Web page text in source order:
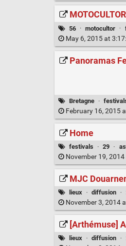
56 · motocultor ·
May 6, 2015 at
Panoramas
Bretagne ·
February 16, 2015
Home
festivals · 29 ·
November 19, 2014
MJC
lieux · diffusion ·
November 3, 2014
[Arthémuse]
lieux · diffusion ·